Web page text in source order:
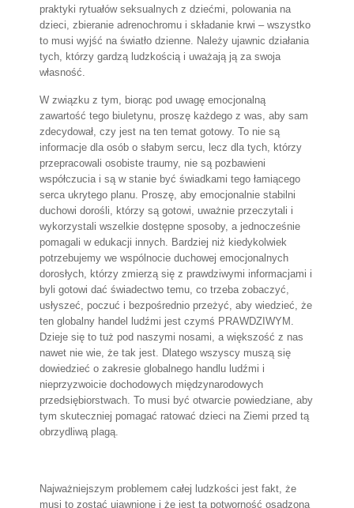
praktyki rytuałów seksualnych z dziećmi, polowania na
dzieci, zbieranie adrenochromu i składanie krwi – wszystko
to musi wyjść na światło dzienne. Należy ujawnic działania
tych, którzy gardzą ludzkością i uważają ją za swoja
własność.
W związku z tym, biorąc pod uwagę emocjonalną
zawartość tego biuletynu, proszę każdego z was, aby sam
zdecydował, czy jest na ten temat gotowy. To nie są
informacje dla osób o słabym sercu, lecz dla tych, którzy
przepracowali osobiste traumy, nie są pozbawieni
współczucia i są w stanie być świadkami tego łamiącego
serca ukrytego planu. Proszę, aby emocjonalnie stabilni
duchowi dorośli, którzy są gotowi, uważnie przeczytali i
wykorzystali wszelkie dostępne sposoby, a jednocześnie
pomagali w edukacji innych. Bardziej niż kiedykolwiek
potrzebujemy we wspólnocie duchowej emocjonalnych
dorosłych, którzy zmierzą się z prawdziwymi informacjami i
byli gotowi dać świadectwo temu, co trzeba zobaczyć,
usłyszeć, poczuć i bezpośrednio przeżyć, aby wiedzieć, że
ten globalny handel ludźmi jest czymś PRAWDZIWYM.
Dzieje się to tuż pod naszymi nosami, a większość z nas
nawet nie wie, że tak jest. Dlatego wszyscy muszą się
dowiedzieć o zakresie globalnego handlu ludźmi i
nieprzyzwoicie dochodowych międzynarodowych
przedsiębiorstwach. To musi być otwarcie powiedziane, aby
tym skuteczniej pomagać ratować dzieci na Ziemi przed tą
obrzydliwą plagą.
Najważniejszym problemem całej ludzkości jest fakt, że
musi to zostać ujawnione i że jest ta potworność osadzona